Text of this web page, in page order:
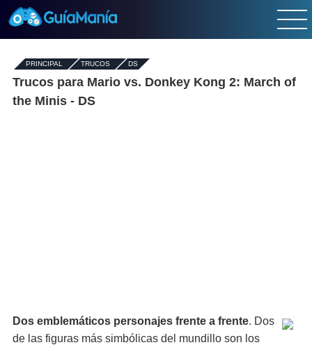
PRINCIPAL - TRUCOS- DS
Trucos para Mario vs. Donkey Kong 2: March of
the Minis - DS
Dos emblemáticos personajes frente a frente. Dos
de las figuras más simbólicas del mundillo son los